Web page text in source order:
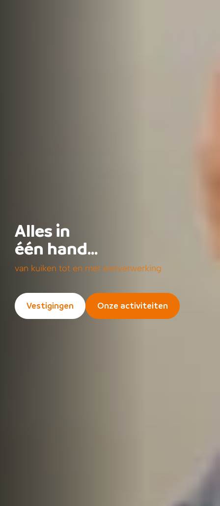
Alles in
één hand…
van kuiken tot en met eierverwerking
Vestigingen Onze activiteiten